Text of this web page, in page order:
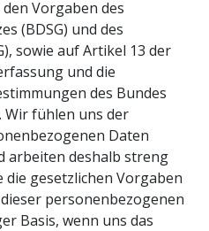
Vorgaben des
(BDSG) und des
sowie auf Artikel 13 der
und die
des Bundes
Wir fühlen uns der
Daten
arbeiten deshalb streng
gesetzlichen Vorgaben
personenbezogenen
Basis, wenn uns das